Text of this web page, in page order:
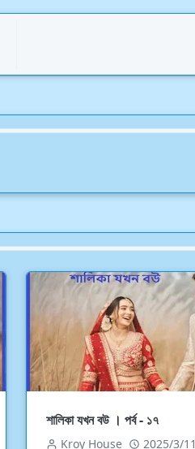
শালিকা যখন বউ । পর্ব - ১৭
Kroy House 2025/3/11